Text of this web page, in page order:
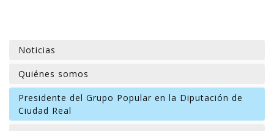
Noticias
Quiénes somos
Presidente del Grupo Popular en la Diputación de
Ciudad Real